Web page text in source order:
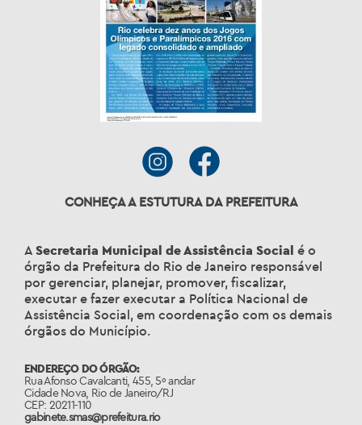
CONHEÇA A ESTUTURA DA PREFEITURA
A Secretaria Municipal de Assistência Social é o
órgão da Prefeitura do Rio de Janeiro responsável
por gerenciar, planejar, promover, fiscalizar,
executar e fazer executar a Política Nacional de
Assistência Social, em coordenação com os demais
órgãos do Município.
ENDEREÇO DO ÓRGÃO:
Rua Afonso Cavalcanti, 455, 5º andar
Cidade Nova, Rio de Janeiro/RJ
CEP: 20211-110
gabinete.smas@prefeitura.rio